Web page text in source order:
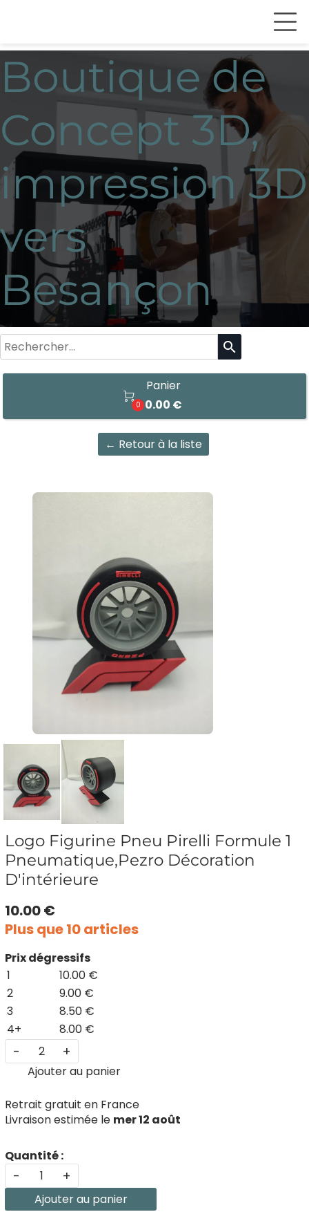
Boutique de
Concept 3D,
impression 3D
vers
Besançon
search

0
Panier
0.00 €
← Retour à la liste
Logo Figurine Pneu Pirelli Formule 1
Pneumatique,Pezro Décoration
D'intérieure
10.00 €
Plus que 10 articles
Prix dégressifs
1
10.00 €
2
9.00 €
3
8.50 €
4+
8.00 €
- +
Ajouter au panier
Retrait gratuit en France
Livraison estimée le mer 12 août
Quantité :
- +
Ajouter au panier